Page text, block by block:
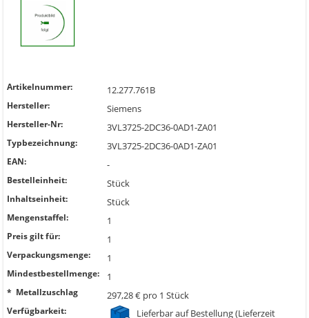
Artikelnummer: 12.277.761B
Hersteller: Siemens
Hersteller-Nr: 3VL3725-2DC36-0AD1-ZA01
Typbezeichnung: 3VL3725-2DC36-0AD1-ZA01
EAN: -
Bestelleinheit: Stück
Inhaltseinheit: Stück
Mengenstaffel: 1
Preis gilt für: 1
Verpackungsmenge: 1
Mindestbestellmenge: 1
* Metallzuschlag 297,28 € pro 1 Stück
Verfügbarkeit:
Lieferbar auf Bestellung (Lieferzeit